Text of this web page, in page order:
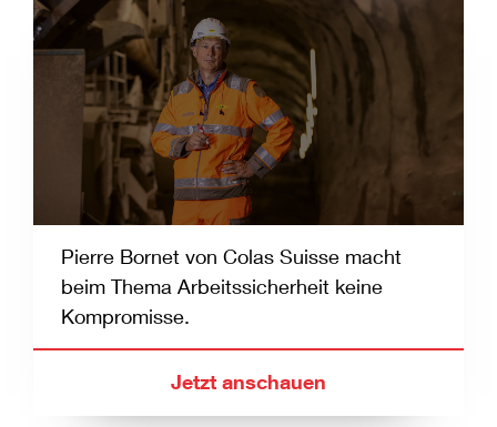
Pierre Bornet von Colas Suisse macht
beim Thema Arbeitssicherheit keine
Kompromisse.
Jetzt anschauen